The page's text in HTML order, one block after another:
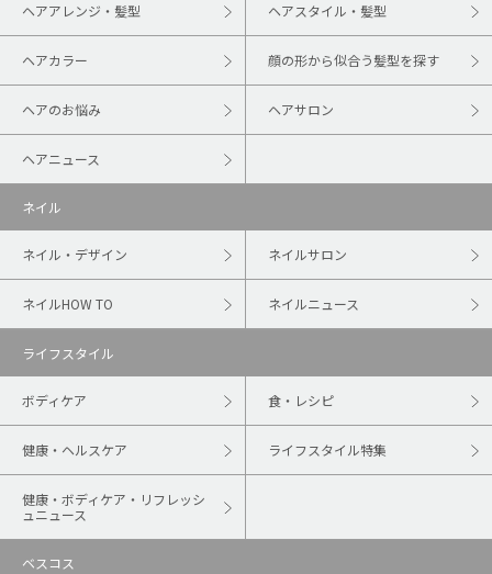
ヘアアレンジ・髪型 ヘアスタイル・髪型
ヘアカラー 顔の形から似合う髪型を探す
ヘアのお悩み ヘアサロン
ヘアニュース
ネイル
ネイル・デザイン ネイルサロン
ネイルHOW TO ネイルニュース
ライフスタイル
ボディケア 食・レシピ
健康・ヘルスケア ライフスタイル特集
健康・ボディケア・リフレッシ
ュニュース
ベスコス